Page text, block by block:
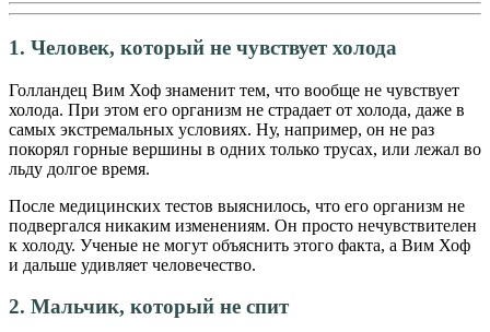
1. Человек, который не чувствует холода
Голландец Вим Хоф знаменит тем, что вообще не чувствует
холода. При этом его организм не страдает от холода, даже в
самых экстремальных условиях. Ну, например, он не раз
покорял горные вершины в одних только трусах, или лежал во
льду долгое время.
После медицинских тестов выяснилось, что его организм не
подвергался никаким изменениям. Он просто нечувствителен
к холоду. Ученые не могут объяснить этого факта, а Вим Хоф
и дальше удивляет человечество.
2. Мальчик, который не спит